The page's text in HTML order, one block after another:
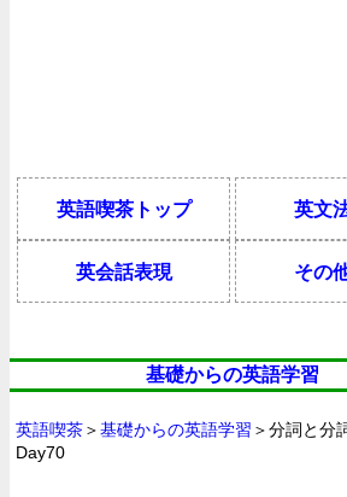
英語喫茶トップ 英文
英会話表現 その
基礎からの英語学習
英語喫茶＞基礎からの英語学習 ＞分詞と分
Day70